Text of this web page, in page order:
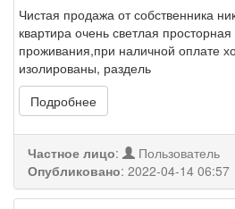
Чистая продажа от собственника
квартира очень светлая
проживания,при наличной оплате
изолированы, раздель
Подробнее
Частное лицо:
Пользователь
Опубликовано: 2022-04-14 06:57